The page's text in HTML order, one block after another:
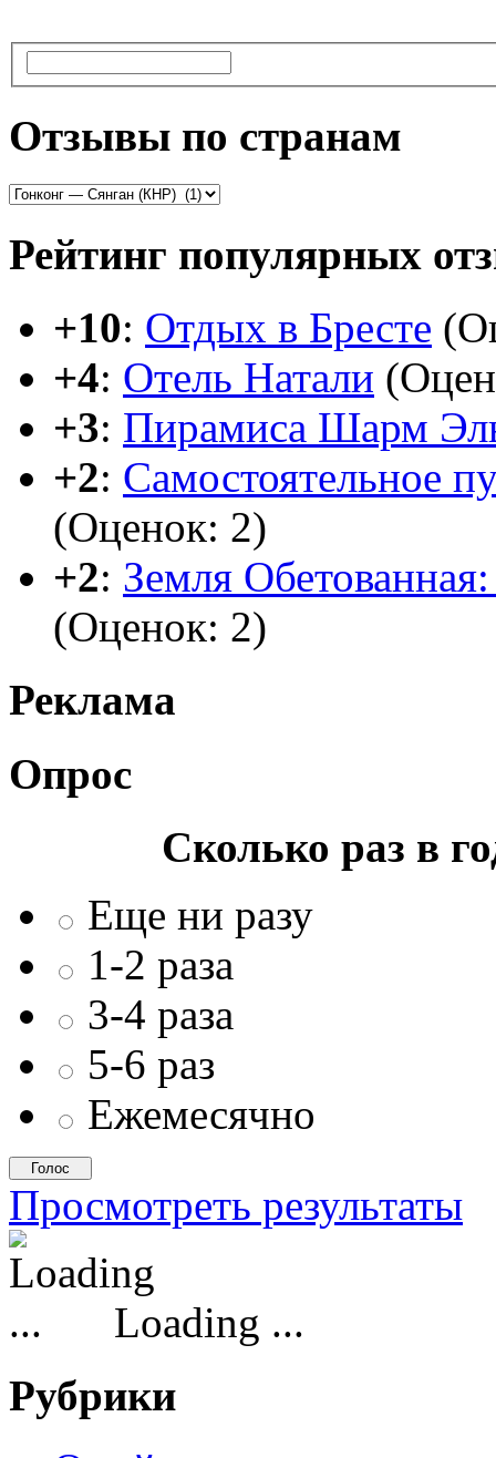
Отзывы по странам
Рейтинг популярных
+10: Отдых в Бресте
+4: Отель Натали
+3: Пирамиса Шарм
+2: Самостоятельное
(Оценок: 2)
+2: Земля
(Оценок: 2)
Реклама
Опрос
Сколько раз в
Еще ни разу
1-2 раза
3-4 раза
5-6 раз
Ежемесячно
Просмотреть результаты
Loading ...
Рубрики